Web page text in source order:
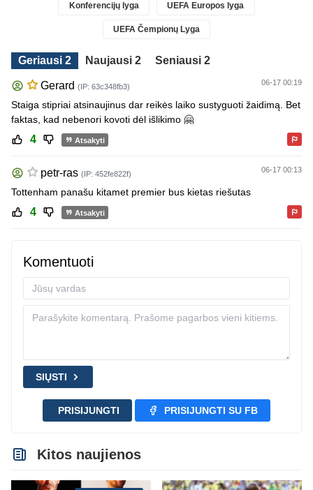
Konferencijų lyga UEFA Europos lyga
UEFA Čempionų Lyga
Geriausi 2 Naujausi 2 Seniausi 2
Gerard (IP: 63c348fb3) 06-17 00:19
Staiga stipriai atsinaujinus dar reikės laiko sustyguoti žaidimą. Bet
faktas, kad nebenori kovoti dėl išlikimo 🤗
4 Atsakyti
petr-ras (IP: 452fe822f) 06-17 00:13
Tottenham panašu kitamet premier bus kietas riešutas
4 Atsakyti
Komentuoti
SIŲSTI
PRISIJUNGTI PRISIJUNGTI SU FB
Kitos naujienos